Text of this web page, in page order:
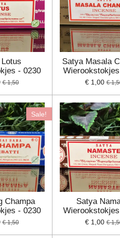
- 0230
€ 1,50
Satya Masala
€ 1,00 €
Sale!
Champa
- 0230
€ 1,50
Satya
€ 1,00 €